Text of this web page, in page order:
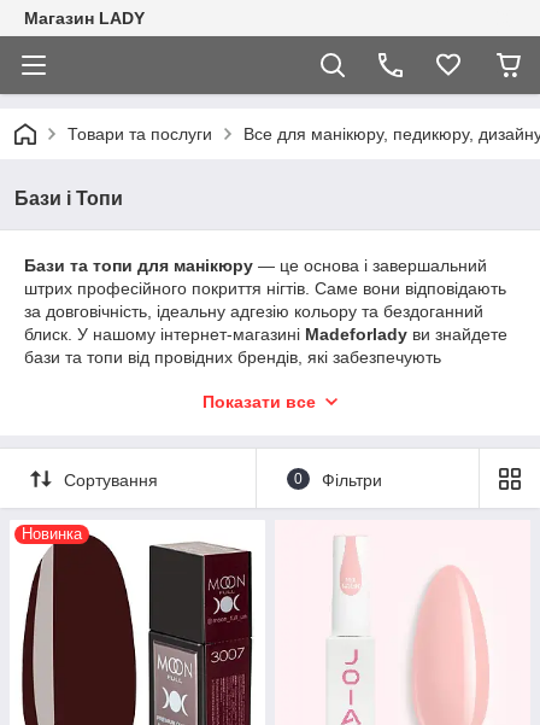
Магазин LADY
Товари та послуги Все для манікюру, педикюру, дизайну
Бази і Топи
Бази та топи для манікюру — це основа і завершальний
штрих професійного покриття нігтів. Саме вони відповідають
за довговічність, ідеальну адгезію кольору та бездоганний
блиск. У нашому інтернет-магазині Madeforlady ви знайдете
бази та топи від провідних брендів, які забезпечують
вирівнює поверхню нігтя, зміцнює його та створює
дзеркального блиску або матового ефекту залежно від
бажаного результату.
Професійні формули, зручна консистенція та простота
нанесення роблять ці засоби незамінними як для майстрів
манікюру, так і для домашнього використання.
Показати все
Сортування 0 Фільтри
Новинка